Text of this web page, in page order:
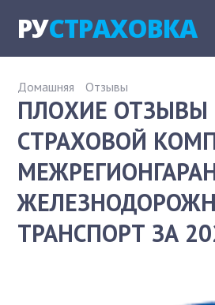
РУСТРАХОВКА
Домашняя Отзывы
ПЛОХИЕ ОТЗЫВЫ
СТРАХОВОЙ
ТРАНСПОРТ ЗА